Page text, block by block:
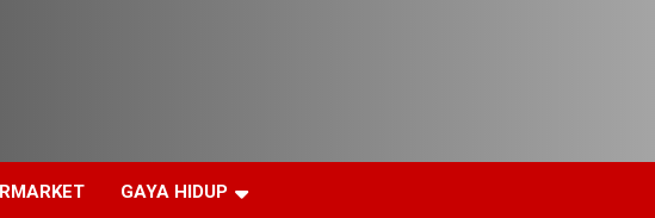
GAYA HIDUP